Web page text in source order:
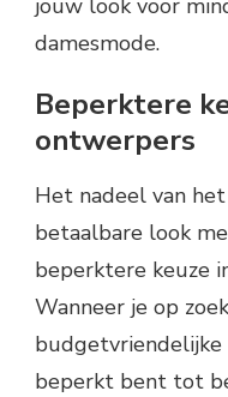
jouw look voor
damesmode.
Beperktere
ontwerpers
Het nadeel van
betaalbare look
beperktere keuze
Wanneer je op
budgetvriendelijke
beperkt bent tot